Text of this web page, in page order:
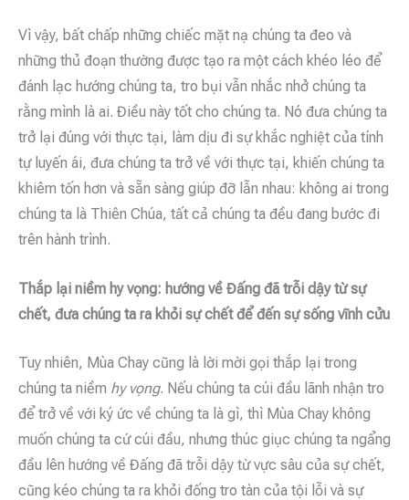
Vì vậy, bất chấp những chiếc mặt nạ chúng ta đeo và
những thủ đoạn thường được tạo ra một cách khéo léo để
đánh lạc hướng chúng ta, tro bụi vẫn nhắc nhở chúng ta
rằng mình là ai. Điều này tốt cho chúng ta. Nó đưa chúng ta
trở lại đúng với thực tại, làm dịu đi sự khắc nghiệt của tính
tự luyến ái, đưa chúng ta trở về với thực tại, khiến chúng ta
khiêm tốn hơn và sẵn sàng giúp đỡ lẫn nhau: không ai trong
chúng ta là Thiên Chúa, tất cả chúng ta đều đang bước đi
trên hành trình.
Thắp lại niềm hy vọng: hướng về Đấng đã trỗi dậy từ sự
chết, đưa chúng ta ra khỏi sự chết để đến sự sống vĩnh cửu
Tuy nhiên, Mùa Chay cũng là lời mời gọi thắp lại trong
chúng ta niềm hy vọng. Nếu chúng ta cúi đầu lãnh nhận tro
để trở về với ký ức về chúng ta là gì, thì Mùa Chay không
muốn chúng ta cứ cúi đầu, nhưng thúc giục chúng ta ngẩng
đầu lên hướng về Đấng đã trỗi dậy từ vực sâu của sự chết,
cũng kéo chúng ta ra khỏi đống tro tàn của tội lỗi và sự